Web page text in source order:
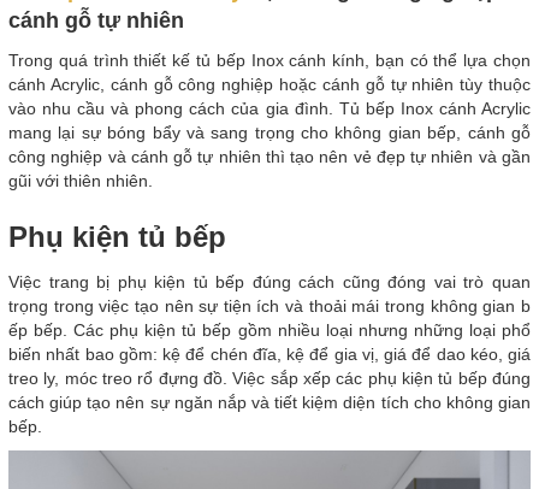
cánh gỗ tự nhiên
Trong quá trình thiết kế tủ bếp Inox cánh kính, bạn có thể lựa chọn
cánh Acrylic, cánh gỗ công nghiệp hoặc cánh gỗ tự nhiên tùy thuộc
vào nhu cầu và phong cách của gia đình. Tủ bếp Inox cánh Acrylic
mang lại sự bóng bẩy và sang trọng cho không gian bếp, cánh gỗ
công nghiệp và cánh gỗ tự nhiên thì tạo nên vẻ đẹp tự nhiên và gần
gũi với thiên nhiên.
Phụ kiện tủ bếp
Việc trang bị phụ kiện tủ bếp đúng cách cũng đóng vai trò quan
trọng trong việc tạo nên sự tiện ích và thoải mái trong không gian b
ếp bếp. Các phụ kiện tủ bếp gồm nhiều loại nhưng những loại phổ
biến nhất bao gồm: kệ để chén đĩa, kệ để gia vị, giá để dao kéo, giá
treo ly, móc treo rổ đựng đồ. Việc sắp xếp các phụ kiện tủ bếp đúng
cách giúp tạo nên sự ngăn nắp và tiết kiệm diện tích cho không gian
bếp.